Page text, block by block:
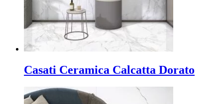
Casati Ceramica Calcatta Dorato